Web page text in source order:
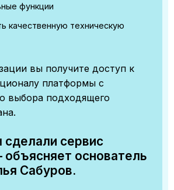
функции
качественную техническую
вы получите доступ к
платформы с
выбора подходящего
сервис
основатель
Сабуров.